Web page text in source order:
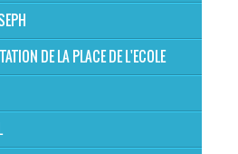
DE LA PLACE DE L'ECOLE